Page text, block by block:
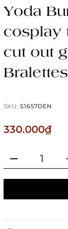
Yoda
cosplay
cut out
SKU: S1657DEN
330.000₫